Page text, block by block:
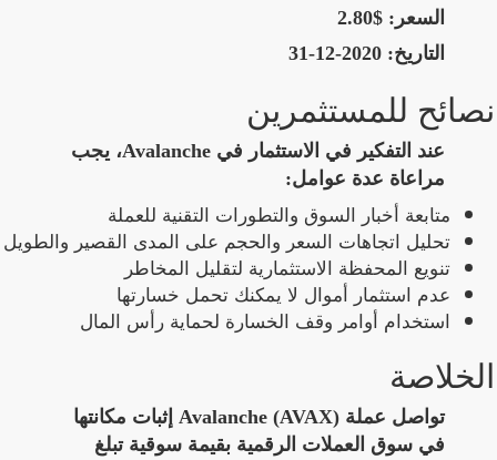
السعر: $2.80
التاريخ: 2020-12-31
نصائح للمستثمرين
عند التفكير في الاستثمار في Avalanche، يجب
مراعاة عدة عوامل:
متابعة أخبار السوق والتطورات التقنية للعملة
تحليل اتجاهات السعر والحجم على المدى القصير والطويل
تنويع المحفظة الاستثمارية لتقليل المخاطر
عدم استثمار أموال لا يمكنك تحمل خسارتها
استخدام أوامر وقف الخسارة لحماية رأس المال
الخلاصة
تواصل عملة Avalanche (AVAX) إثبات مكانتها
في سوق العملات الرقمية بقيمة سوقية تبلغ